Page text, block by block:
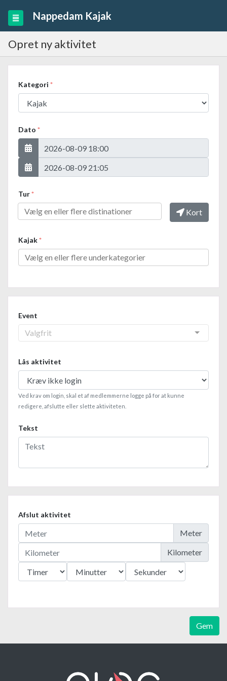
Nappedam Kajak
Opret ny aktivitet
Kategori *
Dato *
Tur*
Kort
Kajak*
Event
Lås aktivitet
Ved krav om login, skal et af medlemmerne logge på for at kunne
redigere, afslutte eller slette aktiviteten.
Tekst
Afslut aktivitet
Meter
Kilometer
Gem